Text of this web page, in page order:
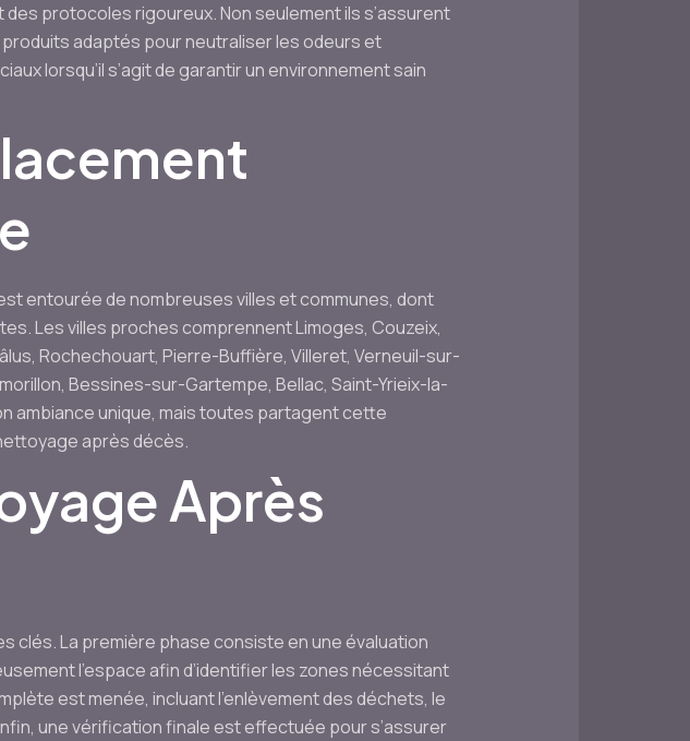
protocoles rigoureux. Non seulement ils s’assurent
adaptés pour neutraliser les odeurs et
lorsqu’il s’agit de garantir un environnement sain
entourée de nombreuses villes et communes, dont
Les villes proches comprennent Limoges, Couzeix,
Rochechouart, Pierre-Buffière, Villeret, Verneuil-sur-
Bessines-sur-Gartempe, Bellac, Saint-Yrieix-la-
ambiance unique, mais toutes partagent cette
après décès.
Après
clés. La première phase consiste en une évaluation
l’espace afin d’identifier les zones nécessitant
est menée, incluant l’enlèvement des déchets, le
une vérification finale est effectuée pour s’assurer